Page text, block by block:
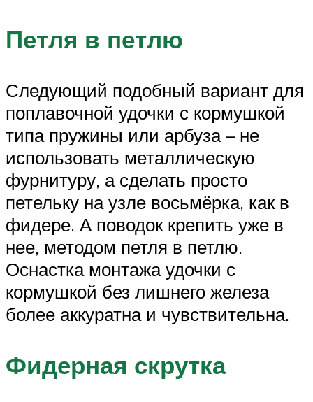
Петля в петлю
Следующий подобный вариант для
поплавочной удочки с кормушкой
типа пружины или арбуза – не
использовать металлическую
фурнитуру, а сделать просто
петельку на узле восьмёрка, как в
фидере. А поводок крепить уже в
нее, методом петля в петлю.
Оснастка монтажа удочки с
кормушкой без лишнего железа
более аккуратна и чувствительна.
Фидерная скрутка